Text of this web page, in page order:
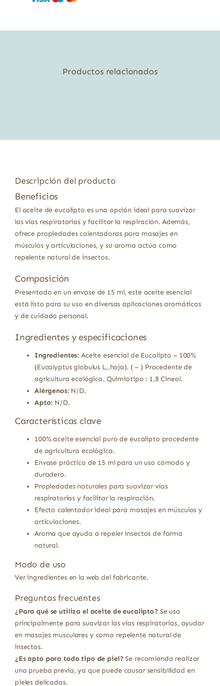
Productos relacionados
Descripción del producto
Beneficios
El aceite de eucalipto es una opción ideal para suavizar
las vías respiratorias y facilitar la respiración. Además,
ofrece propiedades calentadoras para masajes en
músculos y articulaciones, y su aroma actúa como
repelente natural de insectos.
Composición
Presentado en un envase de 15 ml, este aceite esencial
está listo para su uso en diversas aplicaciones aromáticas
y de cuidado personal.
Ingredientes y especificaciones
Ingredientes: Aceite esencial de Eucalipto – 100%
(Eucalyptus globulus L,.hoja). ( – ) Procedente de
agricultura ecológica. Quimiotipo : 1,8 Cineol.
Alérgenos:N/D.
Apto: N/D.
Características clave
100% aceite esencial puro de eucalipto procedente
de agricultura ecológica.
Envase práctico de 15 ml para un uso cómodo y
duradero.
Propiedades naturales para suavizar vías
respiratorias y facilitar la respiración.
Efecto calentador ideal para masajes en músculos y
articulaciones.
Aroma que ayuda a repeler insectos de forma
natural.
Modo de uso
Ver ingredientes en la web del fabricante.
Preguntas frecuentes
¿Para qué se utiliza el aceite de eucalipto? Se usa
principalmente para suavizar las vías respiratorias, ayudar
en masajes musculares y como repelente natural de
insectos.
¿Es apto para todo tipo de piel? Se recomienda realizar
una prueba previa, ya que puede causar sensibilidad en
pieles delicadas.